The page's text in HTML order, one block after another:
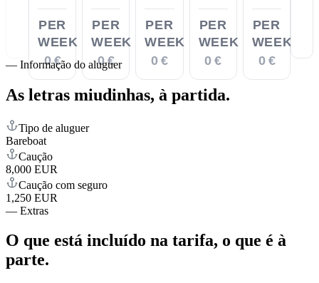
PER
WEEK
0 €
PER
WEEK
0 €
PER
WEEK
0 €
PER
WEEK
0 €
PER
WEEK
0 €
— Informação do aluguer
As letras miudinhas, à partida.
Tipo de aluguer
Bareboat
Caução
8,000 EUR
Caução com seguro
1,250 EUR
— Extras
O que está incluído na tarifa, o que é à
parte.